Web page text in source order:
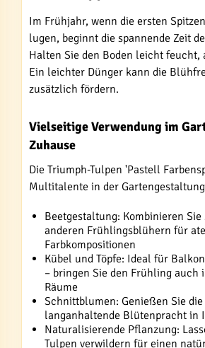
Im Frühjahr, wenn die ersten
lugen, beginnt die spannende Zeit
Halten Sie den Boden leicht feucht,
Ein leichter Dünger kann die
zusätzlich fördern.
Vielseitige Verwendung im
Zuhause
Die Triumph-Tulpen 'Pastell
Multitalente in der
Beetgestaltung: Kombinieren Sie
anderen Frühlingsblühern für
Farbkompositionen
Kübel und Töpfe: Ideal für
– bringen Sie den Frühling auch
Räume
Schnittblumen: Genießen Sie die
langanhaltende Blütenpracht in
Naturalisierende Pflanzung:
Tulpen verwildern für einen